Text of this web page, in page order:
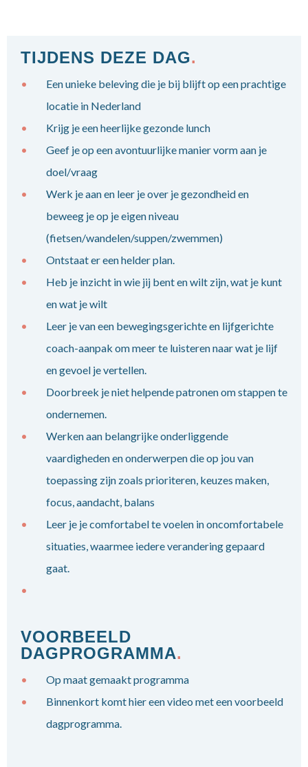
TIJDENS DEZE DAG.
Een unieke beleving die je bij blijft op een prachtige
locatie in Nederland
Krijg je een heerlijke gezonde lunch
Geef je op een avontuurlijke manier vorm aan je
doel/vraag
Werk je aan en leer je over je gezondheid en
beweeg je op je eigen niveau
(fietsen/wandelen/suppen/zwemmen)
Ontstaat er een helder plan.
Heb je inzicht in wie jij bent en wilt zijn, wat je kunt
en wat je wilt
Leer je van een bewegingsgerichte en lijfgerichte
coach-aanpak om meer te luisteren naar wat je lijf
en gevoel je vertellen.
Doorbreek je niet helpende patronen om stappen te
ondernemen.
Werken aan belangrijke onderliggende
vaardigheden en onderwerpen die op jou van
toepassing zijn zoals prioriteren, keuzes maken,
focus, aandacht, balans
Leer je je comfortabel te voelen in oncomfortabele
situaties, waarmee iedere verandering gepaard
gaat.
VOORBEELD
DAGPROGRAMMA.
Op maat gemaakt programma
Binnenkort komt hier een video met een voorbeeld
dagprogramma.